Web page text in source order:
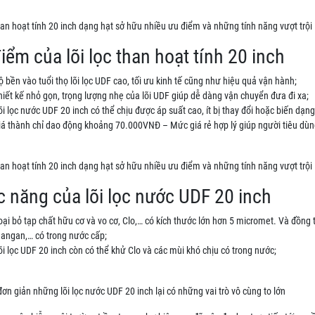
hoạt tính 20 inch dạng hạt sở hữu nhiều ưu điểm và những tính năng vượt trội
của lõi lọc than hoạt tính 20 inch
bền vào tuổi thọ lõi lọc UDF cao, tối ưu kinh tế cũng như hiệu quả vận hành;
kế nhỏ gọn, trọng lượng nhẹ của lõi UDF giúp dễ dàng vận chuyển đưa đi xa;
lọc nước UDF 20 inch có thể chịu được áp suất cao, ít bị thay đổi hoặc biến
thành chỉ dao động khoảng 70.000VNĐ – Mức giá rẻ hợp lý giúp người tiêu
hoạt tính 20 inch dạng hạt sở hữu nhiều ưu điểm và những tính năng vượt trội
năng của lõi lọc nước UDF 20 inch
bỏ tạp chất hữu cơ và vo cơ, Clo,… có kích thước lớn hơn 5 micromet. Và
có trong nước cấp;
lọc UDF 20 inch còn có thể khử Clo và các mùi khó chịu có trong nước;
giản những lõi lọc nước UDF 20 inch lại có những vai trò vô cùng to lớn